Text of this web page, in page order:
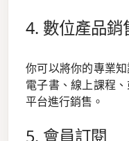
4. 數位產品銷
你可以將你的專業
電子書、線上課程
平台進行銷售。
5. 會員訂閱